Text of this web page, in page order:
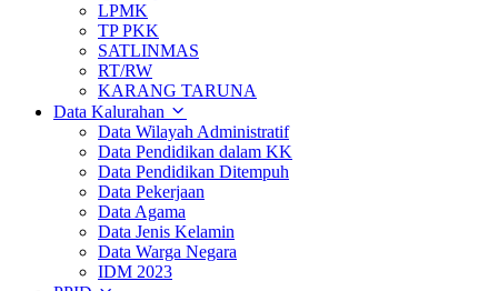
LPMK
TP PKK
SATLINMAS
RT/RW
KARANG TARUNA
Data Kalurahan
Data Wilayah Administratif
Data Pendidikan dalam KK
Data Pendidikan Ditempuh
Data Pekerjaan
Data Agama
Data Jenis Kelamin
Data Warga Negara
IDM 2023